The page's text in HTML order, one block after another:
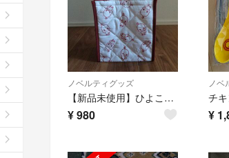
ノベルティグッズ
【新品未使用】ひよこちゃん保冷バッグ ランチバッグ
¥980
ノベ
¥